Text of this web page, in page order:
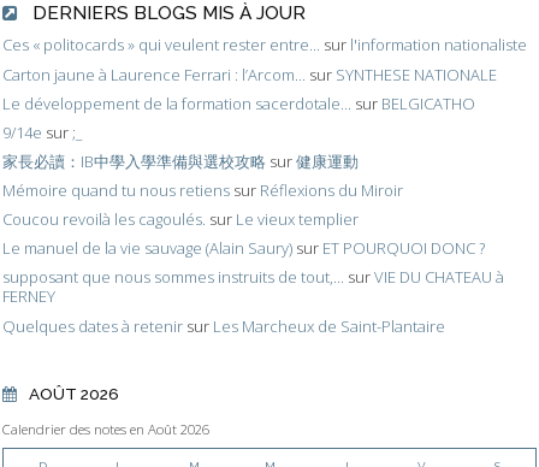
DERNIERS BLOGS MIS À JOUR
Ces « politocards » qui veulent rester entre... sur l'information nationaliste
Carton jaune à Laurence Ferrari : l’Arcom... sur SYNTHESE NATIONALE
Le développement de la formation sacerdotale... sur BELGICATHO
9/14e sur ;_
家長必讀：IB中學入學準備與選校攻略 sur健康運動
Mémoire quand tu nous retiens sur Réflexions du Miroir
Coucou revoilà les cagoulés. sur Le vieux templier
Le manuel de la vie sauvage (Alain Saury) sur ET POURQUOI DONC ?
supposant que nous sommes instruits de tout,... surVIE DU CHATEAU à
FERNEY
Quelques dates à retenir sur Les Marcheux de Saint-Plantaire
AOÛT 2026
Calendrier des notes en Août 2026